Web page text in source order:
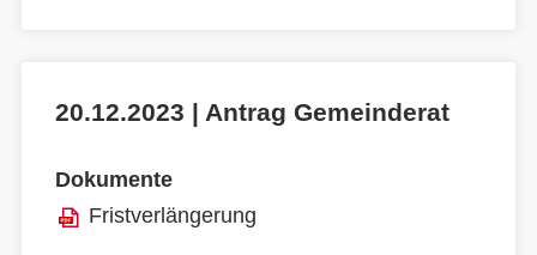
20.12.2023 | Antrag Gemeinderat
Dokumente
Fristverlängerung